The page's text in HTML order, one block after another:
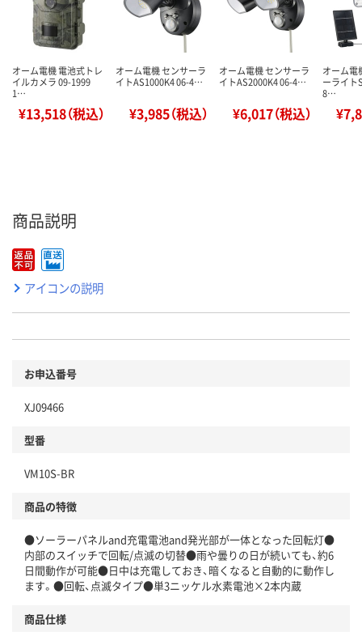
オーム電機 電池式トレ
イルカメラ 09-1999
1…
¥13,518（税込）
オーム電機 センサーラ
イトAS1000K4 06-4…
¥3,985（税込）
オーム電機 センサーラ
イトAS2000K4 06-4…
¥6,017（税込）
オーム電
ーライト
8…
商品説明
アイコンの説明
お申込番号
XJ09466
型番
VM10S-BR
商品の特徴
●ソーラーパネルand充電電池and発光部が一体となった回転灯●
内部のスイッチで回転/点滅の切替●雨や曇りの日が続いても、約6
日間動作が可能●日中は充電しておき、暗くなると自動的に動作し
ます。●回転、点滅タイプ●単3ニッケル水素電池×2本内蔵
商品仕様